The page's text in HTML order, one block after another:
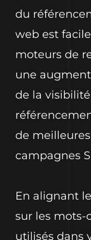
du
web est
moteurs de
une
de la
de
campagnes
En alignant
sur les mots-
utilisés dans